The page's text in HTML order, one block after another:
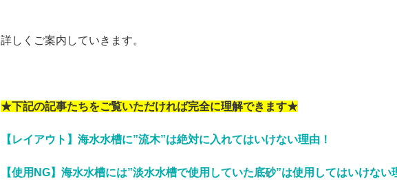
詳しくご案内していきます。
★下記の記事たちをご覧いただければ完全に理解できます★
【レイアウト】海水水槽に”流木”は絶対に入れてはいけない理由！
【使用NG】海水水槽には”淡水水槽で使用していた底砂”は使用してはいけない